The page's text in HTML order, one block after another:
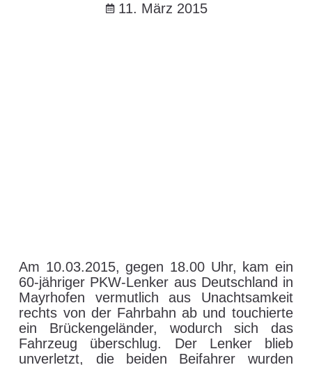
11. März 2015
Am 10.03.2015, gegen 18.00 Uhr, kam ein
60-jähriger PKW-Lenker aus Deutschland in
Mayrhofen vermutlich aus Unachtsamkeit
rechts von der Fahrbahn ab und touchierte
ein Brückengeländer, wodurch sich das
Fahrzeug überschlug. Der Lenker blieb
unverletzt, die beiden Beifahrer wurden